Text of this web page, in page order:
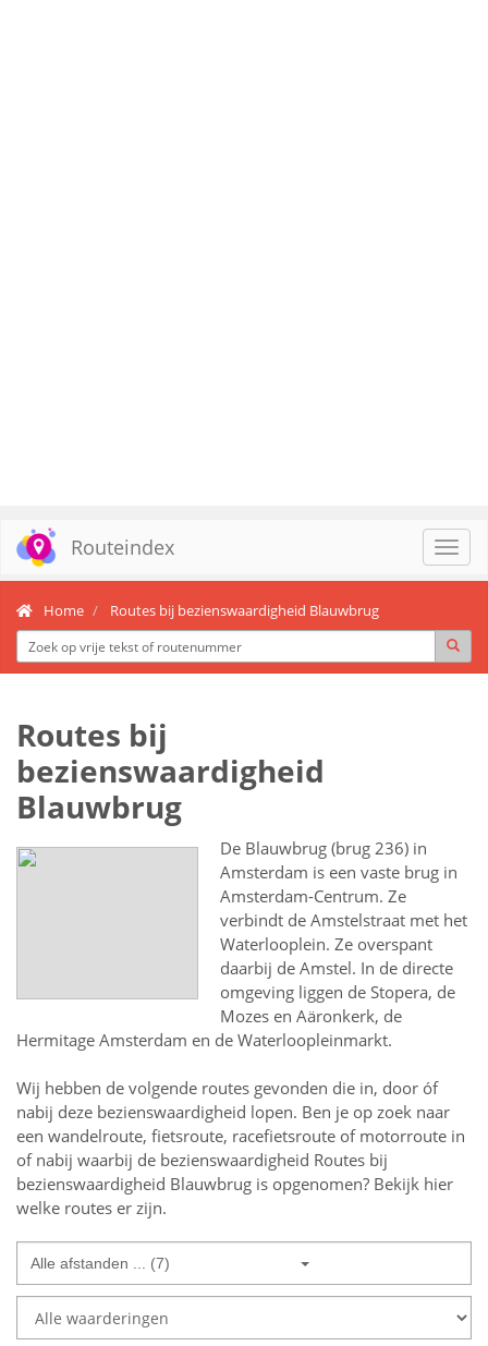
Routeindex
Home Routes bij bezienswaardigheid Blauwbrug
Routes bij
bezienswaardigheid
Blauwbrug
De Blauwbrug (brug 236) in
Amsterdam is een vaste brug in
Amsterdam-Centrum. Ze
verbindt de Amstelstraat met het
Waterlooplein. Ze overspant
daarbij de Amstel. In de directe
omgeving liggen de Stopera, de
Mozes en Aäronkerk, de
Hermitage Amsterdam en de Waterloopleinmarkt.
Wij hebben de volgende routes gevonden die in, door óf
nabij deze bezienswaardigheid lopen. Ben je op zoek naar
een wandelroute, fietsroute, racefietsroute of motorroute in
of nabij waarbij de bezienswaardigheid Routes bij
bezienswaardigheid Blauwbrug is opgenomen? Bekijk hier
welke routes er zijn.
Alle afstanden ... (7)